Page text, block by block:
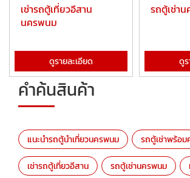
เช่ารถตู้เที่ยวอีสาน
นครพนม
ดูรายละเอียด
รถตู้เช่า
ดูร
คำค้นสินค้า
แนะนำรถตู้นำเที่ยวนครพนม รถตู้เช่าพร้อ
เช่ารถตู้เที่ยวอีสาน รถตู้เช่านครพนม